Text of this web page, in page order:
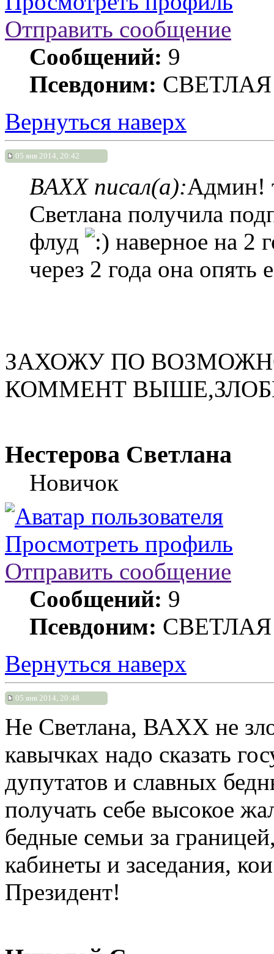
Отправить сообщение
Сообщений: 9
Псевдоним: СВЕТЛАЯ
Вернуться наверх
05 янв 2014, 20:42
BAXX писал(а):Админ!
Светлана получила
флуд
наверное на 2
через 2 года она опять
ЗАХОЖУ ПО
КОММЕНТ
Нестерова Светлана
Новичок
Просмотреть профиль
Отправить сообщение
Сообщений: 9
Псевдоним: СВЕТЛАЯ
Вернуться наверх
05 янв 2014, 20:48
Не Светлана, ВАХХ не
кавычках надо сказать
дупутатов и славных
получать себе высокое
бедные семьи за
кабинеты и заседания,
Президент!